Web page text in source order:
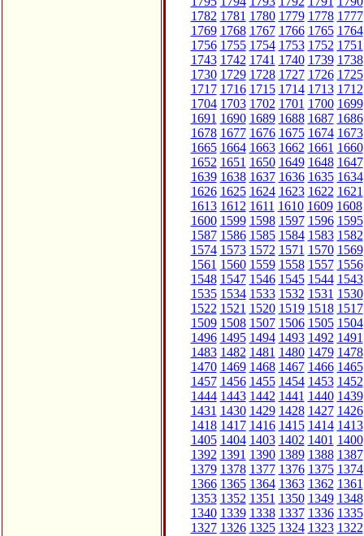
1782 1781 1780 1779 1778 1777
1769 1768 1767 1766 1765 1764
1756 1755 1754 1753 1752 1751
1743 1742 1741 1740 1739 1738
1730 1729 1728 1727 1726 1725
1717 1716 1715 1714 1713 1712
1704 1703 1702 1701 1700 1699
1691 1690 1689 1688 1687 1686
1678 1677 1676 1675 1674 1673
1665 1664 1663 1662 1661 1660
1652 1651 1650 1649 1648 1647
1639 1638 1637 1636 1635 1634
1626 1625 1624 1623 1622 1621
1613 1612 1611 1610 1609 1608
1600 1599 1598 1597 1596 1595
1587 1586 1585 1584 1583 1582
1574 1573 1572 1571 1570 1569
1561 1560 1559 1558 1557 1556
1548 1547 1546 1545 1544 1543
1535 1534 1533 1532 1531 1530
1522 1521 1520 1519 1518 1517
1509 1508 1507 1506 1505 1504
1496 1495 1494 1493 1492 1491
1483 1482 1481 1480 1479 1478
1470 1469 1468 1467 1466 1465
1457 1456 1455 1454 1453 1452
1444 1443 1442 1441 1440 1439
1431 1430 1429 1428 1427 1426
1418 1417 1416 1415 1414 1413
1405 1404 1403 1402 1401 1400
1392 1391 1390 1389 1388 1387
1379 1378 1377 1376 1375 1374
1366 1365 1364 1363 1362 1361
1353 1352 1351 1350 1349 1348
1340 1339 1338 1337 1336 1335
1327 1326 1325 1324 1323 1322